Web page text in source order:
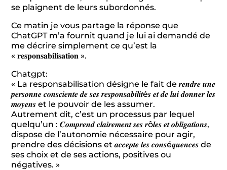
se plaignent de leurs subordonnés.
Ce matin je vous partage la réponse que
ChatGPT m’a fournit quand je lui ai demandé de
me décrire simplement ce qu’est la
« 𝐫𝐞𝐬𝐩𝐨𝐧𝐬𝐚𝐛𝐢𝐥𝐢𝐬𝐚𝐭𝐢𝐨𝐧 ».
Chatgpt:
« La responsabilisation désigne le fait de 𝒓𝒆𝒏𝒅𝒓𝒆 𝒖𝒏𝒆
𝒑𝒆𝒓𝒔𝒐𝒏𝒏𝒆 𝒄𝒐𝒏𝒔𝒄𝒊𝒆𝒏𝒕𝒆 𝒅𝒆 𝒔𝒆𝒔 𝒓𝒆𝒔𝒑𝒐𝒏𝒔𝒂𝒃𝒊𝒍𝒊𝒕é𝒔 𝒆𝒕 𝒅𝒆 𝒍𝒖𝒊 𝒅𝒐𝒏𝒏𝒆𝒓 𝒍𝒆𝒔
𝒎𝒐𝒚𝒆𝒏𝒔 et le pouvoir de les assumer.
Autrement dit, c’est un processus par lequel
quelqu’un : 𝑪𝒐𝒎𝒑𝒓𝒆𝒏𝒅 𝒄𝒍𝒂𝒊𝒓𝒆𝒎𝒆𝒏𝒕 𝒔𝒆𝒔 𝒓ô𝒍𝒆𝒔 𝒆𝒕 𝒐𝒃𝒍𝒊𝒈𝒂𝒕𝒊𝒐𝒏𝒔,
dispose de l’autonomie nécessaire pour agir,
prendre des décisions et 𝒂𝒄𝒄𝒆𝒑𝒕𝒆 𝒍𝒆𝒔 𝒄𝒐𝒏𝒔é𝒒𝒖𝒆𝒏𝒄𝒆𝒔 de
ses choix et de ses actions, positives ou
négatives. »